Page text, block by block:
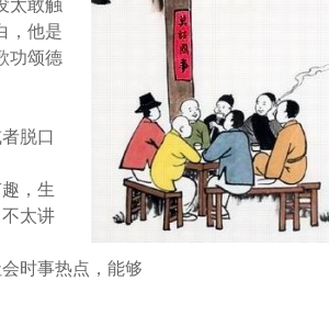
太敢触
，他是
功颂德
脱口
，生
太讲
时事热点，能够